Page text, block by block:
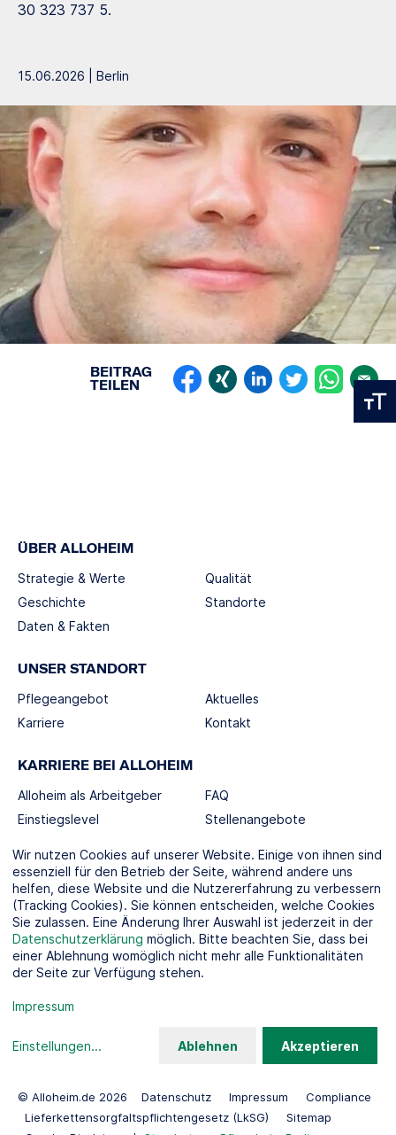
30 323 737 5.
15.06.2026 | Berlin
BEITRAG
TEILEN
ÜBER ALLOHEIM
Strategie & Werte
Geschichte
Daten & Fakten
Qualität
Standorte
UNSER STANDORT
Pflegeangebot
Karriere
Aktuelles
Kontakt
KARRIERE BEI ALLOHEIM
Alloheim als Arbeitgeber
Einstiegslevel
FAQ
Stellenangebote
SOCIAL MEDIA
KOOPERATIONSPARTNER
© Alloheim.de 2026 Datenschutz Impressum
Compliance
Lieferkettensorgfaltspflichtengesetz (LkSG)
Sitemap
Wir nutzen Cookies auf unserer Website. Einige von ihnen sind
essenziell für den Betrieb der Seite, während andere uns
helfen, diese Website und die Nutzererfahrung zu verbessern
(Tracking Cookies). Sie können entscheiden, welche Cookies
Sie zulassen. Eine Änderung Ihrer Auswahl ist jederzeit in der
Datenschutzerklärung möglich. Bitte beachten Sie, dass bei
einer Ablehnung womöglich nicht mehr alle Funktionalitäten
der Seite zur Verfügung stehen.
Impressum
Einstellungen... Ablehnen Akzeptieren